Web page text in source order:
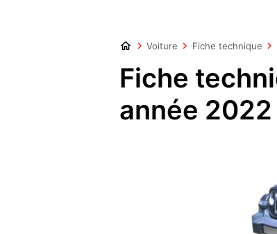
Voiture Fiche technique
Fiche
année 2022